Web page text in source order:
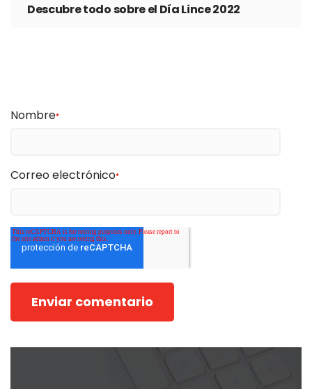
Descubre todo sobre el Día Lince 2022
Nombre*
Correo electrónico*